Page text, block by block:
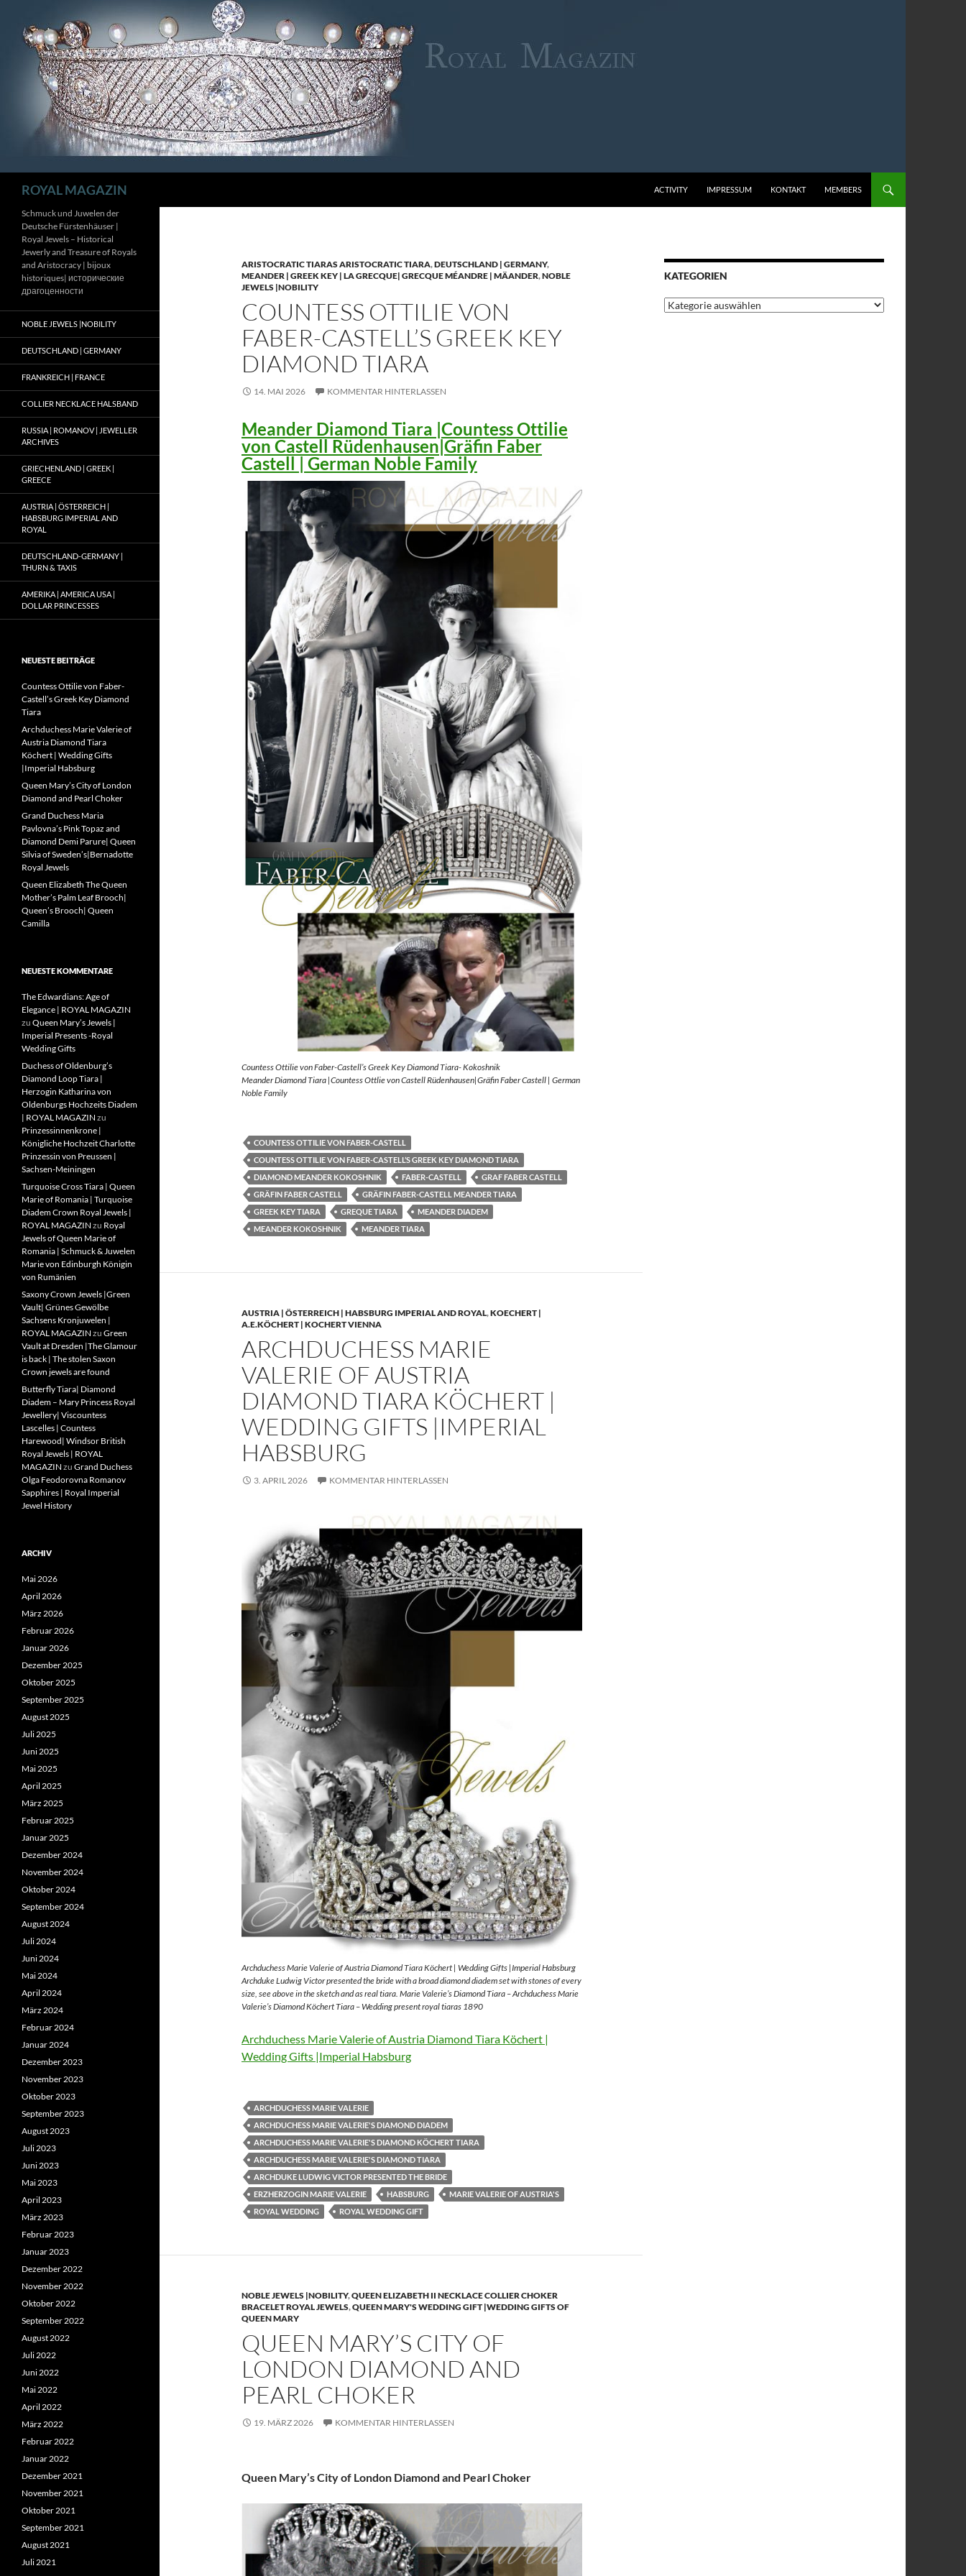
Inhalt
springen
ROYAL MAGAZIN ACTIVITY IMPRESSUM KONTAKT MEMBERS
ARISTOCRATIC TIARAS ARISTOCRATIC TIARA,DEUTSCHLAND | GERMANY,
MEANDER | GREEK KEY | LA GRECQUE| GRECQUE MÉANDRE | MÄANDER,NOBLE
JEWELS |NOBILITY
COUNTESS OTTILIE VON
FABER-CASTELL’S GREEK KEY
DIAMOND TIARA
14. MAI 2026 KOMMENTAR HINTERLASSEN
Meander Diamond Tiara |Countess Ottilie
von Castell Rüdenhausen|Gräfin Faber
Castell | German Noble Family
Countess Ottilie von Faber-Castell’s Greek Key Diamond Tiara- Kokoshnik
Meander Diamond Tiara |Countess Ottlie von Castell Rüdenhausen|Gräfin Faber Castell | German
Noble Family
COUNTESS OTTILIE VON FABER-CASTELL
COUNTESS OTTILIE VON FABER-CASTELL’S GREEK KEY DIAMOND TIARA
DIAMOND MEANDER KOKOSHNIK
FABER-CASTELL
GRAF FABER CASTELL
GRÄFIN FABER CASTELL
GRÄFIN FABER-CASTELL MEANDER TIARA
GREEK KEY TIARA
GREQUE TIARA
MEANDER DIADEM
MEANDER KOKOSHNIK
MEANDER TIARA
AUSTRIA | ÖSTERREICH | HABSBURG IMPERIAL AND ROYAL,KOECHERT |
A.E.KÖCHERT | KOCHERT VIENNA
ARCHDUCHESS MARIE
VALERIE OF AUSTRIA
DIAMOND TIARA KÖCHERT |
WEDDING GIFTS |IMPERIAL
HABSBURG
3. APRIL 2026 KOMMENTAR HINTERLASSEN
Archduchess Marie Valerie of Austria Diamond Tiara Köchert | Wedding Gifts |Imperial Habsburg
Archduke Ludwig Victor presented the bride with a broad diamond diadem set with stones of every
size, see above in the sketch and as real tiara. Marie Valerie’s Diamond Tiara – Archduchess Marie
Valerie’s Diamond Köchert Tiara – Wedding present royal tiaras 1890
Archduchess Marie Valerie of Austria Diamond Tiara Köchert |
Wedding Gifts |Imperial Habsburg
ARCHDUCHESS MARIE VALERIE
ARCHDUCHESS MARIE VALERIE'S DIAMOND DIADEM
ARCHDUCHESS MARIE VALERIE'S DIAMOND KÖCHERT TIARA
ARCHDUCHESS MARIE VALERIE'S DIAMOND TIARA
ARCHDUKE LUDWIG VICTOR PRESENTED THE BRIDE
ERZHERZOGIN MARIE VALERIE
HABSBURG
MARIE VALERIE OF AUSTRIA'S
ROYAL WEDDING
ROYAL WEDDING GIFT
NOBLE JEWELS |NOBILITY,QUEEN ELIZABETH II NECKLACE COLLIER CHOKER
BRACELET ROYAL JEWELS,QUEEN MARY'S WEDDING GIFT |WEDDING GIFTS OF
QUEEN MARY
QUEEN MARY’S CITY OF
LONDON DIAMOND AND
PEARL CHOKER
19. MÄRZ 2026 KOMMENTAR HINTERLASSEN
Queen Mary’s City of London Diamond and Pearl Choker
KATEGORIEN
Kategorien
Schmuck und Juwelen der
Deutsche Fürstenhäuser |
Royal Jewels – Historical
Jewerly and Treasure of Royals
and Aristocracy | bijoux
historiques| исторические
драгоценности
NOBLE JEWELS |NOBILITY
DEUTSCHLAND | GERMANY
FRANKREICH | FRANCE
COLLIER NECKLACE HALSBAND
RUSSIA | ROMANOV | JEWELLER
ARCHIVES
GRIECHENLAND | GREEK |
GREECE
AUSTRIA | ÖSTERREICH |
HABSBURG IMPERIAL AND
ROYAL
DEUTSCHLAND-GERMANY |
THURN & TAXIS
AMERIKA | AMERICA USA |
DOLLAR PRINCESSES
NEUESTE BEITRÄGE
Countess Ottilie von Faber-
Castell’s Greek Key Diamond
Tiara
Archduchess Marie Valerie of
Austria Diamond Tiara
Köchert | Wedding Gifts
|Imperial Habsburg
Queen Mary’s City of London
Diamond and Pearl Choker
Grand Duchess Maria
Pavlovna’s Pink Topaz and
Diamond Demi Parure| Queen
Silvia of Sweden’s|Bernadotte
Royal Jewels
Queen Elizabeth The Queen
Mother’s Palm Leaf Brooch|
Queen’s Brooch| Queen
Camilla
NEUESTE KOMMENTARE
The Edwardians: Age of
Elegance | ROYAL MAGAZIN
zu Queen Mary’s Jewels |
Imperial Presents -Royal
Wedding Gifts
Duchess of Oldenburg’s
Diamond Loop Tiara |
Herzogin Katharina von
Oldenburgs Hochzeits Diadem
| ROYAL MAGAZIN zu
Prinzessinnenkrone |
Königliche Hochzeit Charlotte
Prinzessin von Preussen |
Sachsen-Meiningen
Turquoise Cross Tiara | Queen
Marie of Romania | Turquoise
Diadem Crown Royal Jewels |
ROYAL MAGAZIN zu Royal
Jewels of Queen Marie of
Romania | Schmuck & Juwelen
Marie von Edinburgh Königin
von Rumänien
Saxony Crown Jewels |Green
Vault| Grünes Gewölbe
Sachsens Kronjuwelen |
ROYAL MAGAZIN zu Green
Vault at Dresden |The Glamour
is back | The stolen Saxon
Crown jewels are found
Butterfly Tiara| Diamond
Diadem – Mary Princess Royal
Jewellery| Viscountess
Lascelles | Countess
Harewood| Windsor British
Royal Jewels | ROYAL
MAGAZIN zu Grand Duchess
Olga Feodorovna Romanov
Sapphires | Royal Imperial
Jewel History
ARCHIV
Mai 2026
April 2026
März 2026
Februar 2026
Januar 2026
Dezember 2025
Oktober 2025
September 2025
August 2025
Juli 2025
Juni 2025
Mai 2025
April 2025
März 2025
Februar 2025
Januar 2025
Dezember 2024
November 2024
Oktober 2024
September 2024
August 2024
Juli 2024
Juni 2024
Mai 2024
April 2024
März 2024
Februar 2024
Januar 2024
Dezember 2023
November 2023
Oktober 2023
September 2023
August 2023
Juli 2023
Juni 2023
Mai 2023
April 2023
März 2023
Februar 2023
Januar 2023
Dezember 2022
November 2022
Oktober 2022
September 2022
August 2022
Juli 2022
Juni 2022
Mai 2022
April 2022
März 2022
Februar 2022
Januar 2022
Dezember 2021
November 2021
Oktober 2021
September 2021
August 2021
Juli 2021